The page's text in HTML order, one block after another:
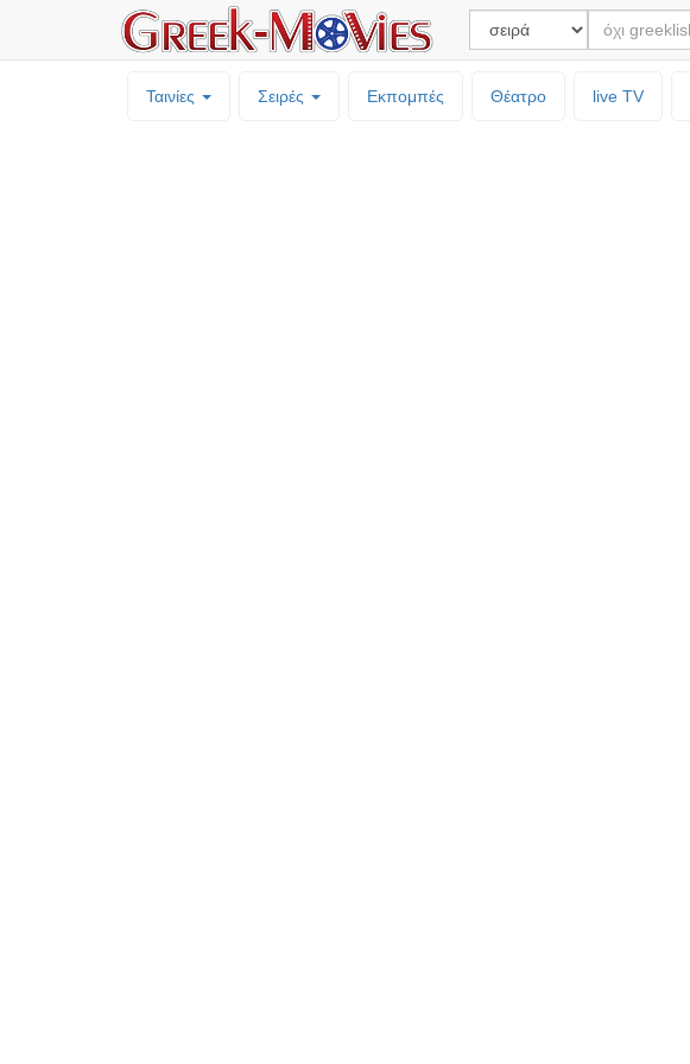
Ταινίες Σειρές Εκπομπές Θέατρο live TV